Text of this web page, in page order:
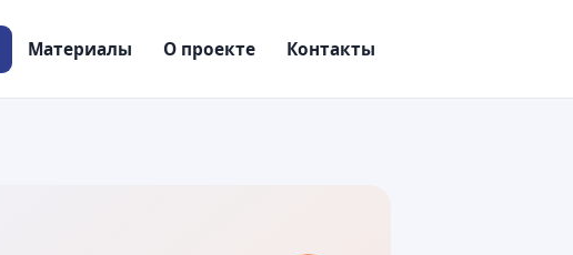
Материалы О проекте Контакты